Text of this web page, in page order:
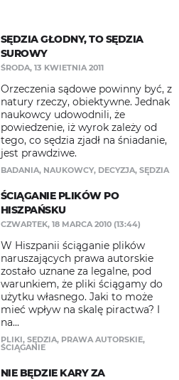
SĘDZIA GŁODNY, TO SĘDZIA
SUROWY
ŚRODA, 13 KWIETNIA 2011
Orzeczenia sądowe powinny być, z
natury rzeczy, obiektywne. Jednak
naukowcy udowodnili, że
powiedzenie, iż wyrok zależy od
tego, co sędzia zjadł na śniadanie,
jest prawdziwe.
BADANIA, NAUKOWCY, DECYZJA, SĘDZIA
ŚCIĄGANIE PLIKÓW PO
HISZPAŃSKU
CZWARTEK, 18 MARCA 2010 (13:44)
W Hiszpanii ściąganie plików
naruszających prawa autorskie
zostało uznane za legalne, pod
warunkiem, że pliki ściągamy do
użytku własnego. Jaki to może
mieć wpływ na skalę piractwa? I
na...
PLIKI, SĘDZIA, PRAWA AUTORSKIE,
ŚCIĄGANIE
NIE BĘDZIE KARY ZA